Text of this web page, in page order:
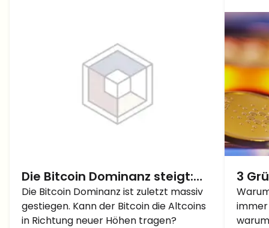
Die Bitcoin Dominanz steigt:
Wird er die Altcoins mitziehen?
Die Bitcoin Dominanz ist zuletzt massiv
gestiegen. Kann der Bitcoin die Altcoins
in Richtung neuer Höhen tragen?
3